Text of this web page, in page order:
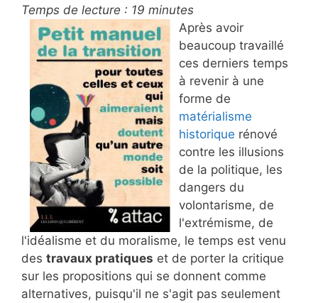
Temps de lecture : 19 minutes
Après avoir
beaucoup travaillé
ces derniers temps
à revenir à une
forme de
matérialisme
historique rénové
contre les illusions
de la politique, les
dangers du
volontarisme, de
l'extrémisme, de
l'idéalisme et du moralisme, le temps est venu
des travaux pratiques et de porter la critique
sur les propositions qui se donnent comme
alternatives, puisqu'il ne s'agit pas seulement